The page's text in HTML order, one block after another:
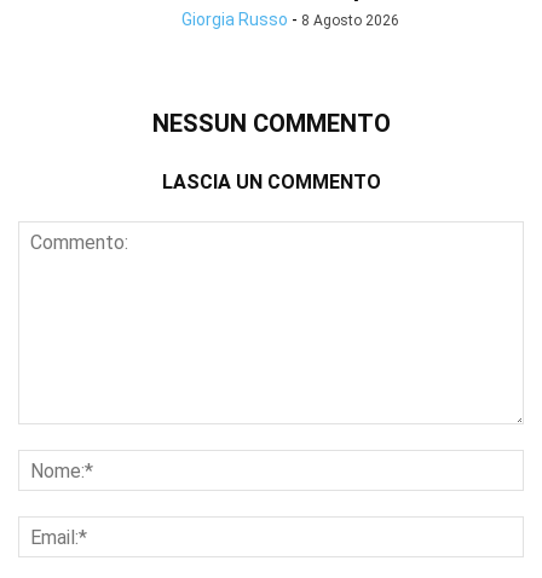
Giorgia Russo - 8 Agosto 2026
NESSUN COMMENTO
LASCIA UN COMMENTO